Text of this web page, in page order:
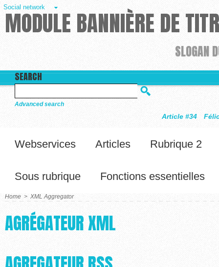
Social network
MODULE BANNIÈRE DE
SLOGAN
SEARCH
Advanced search
Félicitations, votre site est en
Webservices Articles Rubrique 2
Sous rubrique Fonctions essentielles
Home > XML Aggregator
AGRÉGATEUR XML